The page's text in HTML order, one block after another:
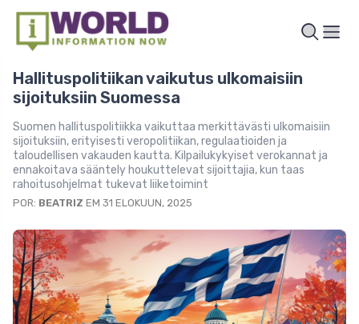
Hallituspolitiikan vaikutus ulkomaisiin
sijoituksiin Suomessa
Suomen hallituspolitiikka vaikuttaa merkittävästi ulkomaisiin
sijoituksiin, erityisesti veropolitiikan, regulaatioiden ja
taloudellisen vakauden kautta. Kilpailukykyiset verokannat ja
ennakoitava sääntely houkuttelevat sijoittajia, kun taas
rahoitusohjelmat tukevat liiketoimint
POR: BEATRIZ EM 31 ELOKUUN, 2025